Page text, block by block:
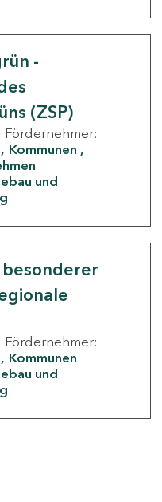
-
(ZSP)
Fördernehmer:
Kommunen
und
Fördernehmer:
Kommunen
und